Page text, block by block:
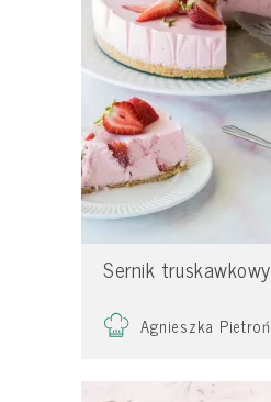
Sernik truskawkowy
Agnieszka Pietroń